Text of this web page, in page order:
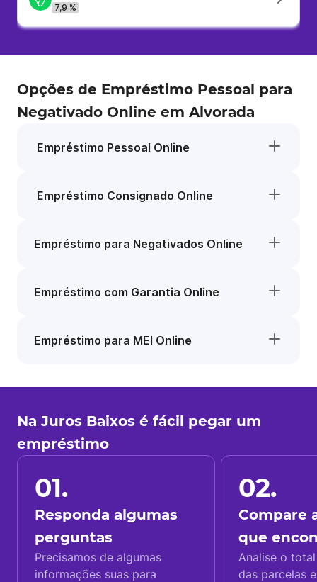
7,9 %
Opções de Empréstimo Pessoal para
Negativado Online em Alvorada
Empréstimo Pessoal Online
Empréstimo Consignado Online
Empréstimo para Negativados Online
Empréstimo com Garantia Online
Empréstimo para MEI Online
Na Juros Baixos é fácil pegar um
empréstimo
01.
Responda algumas
perguntas
Precisamos de algumas
informações suas para
02.
Compare
que
Analise o
das parcelas